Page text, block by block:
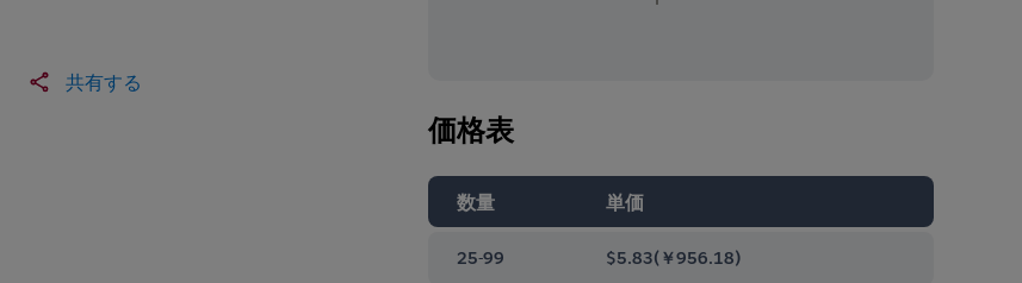
共有する
価格表
数量 単価
25-99 $5.83(￥956.18)